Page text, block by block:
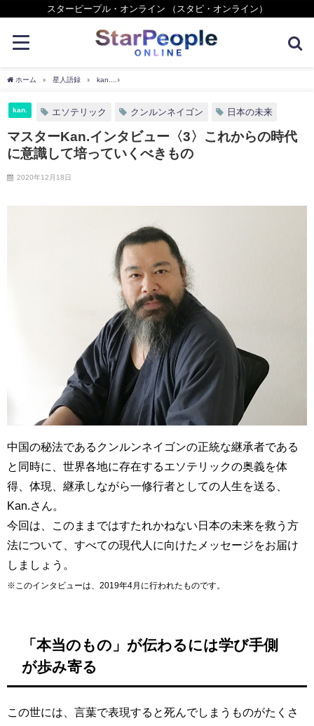
スターピープル・オンライン （スタピ・オンライン）
ホーム 星人語録 kan.
kan. エソテリック クンルンネイゴン 日本の未来
マスターKan.インタビュー〈3〉これからの時代
に意識して培っていくべきもの
2020年12月18日
中国の秘法であるクンルンネイゴンの正統な継承者である
と同時に、世界各地に存在するエソテリックの奥義を体
得、体現、継承しながら一修行者としての人生を送る、
Kan.さん。
今回は、このままではすたれかねない日本の未来を救う方
法について、すべての現代人に向けたメッセージをお届け
しましょう。
※このインタビューは、2019年4月に行われたものです。
「本当のもの」が伝わるには学び手側
が歩み寄る
この世には、言葉で表現すると死んでしまうものがたくさ